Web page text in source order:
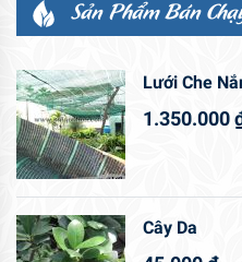
Cây Bằng
1.000.000
Cây Lộc Vừng